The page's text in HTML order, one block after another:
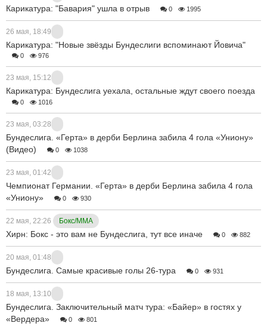
Карикатура: "Бавария" ушла в отрыв 0 1995
26 мая, 18:49
Карикатура: "Новые звёзды Бундеслиги вспоминают Йовича"
0 976
23 мая, 15:12
Карикатура: Бундеслига уехала, остальные ждут своего поезда
0 1016
23 мая, 03:28
Бундеслига. «Герта» в дерби Берлина забила 4 гола «Униону»
(Видео)
0 1038
23 мая, 01:42
Чемпионат Германии. «Герта» в дерби Берлина забила 4 гола
«Униону»
0 930
22 мая, 22:26 Бокс/ММА
Хирн: Бокс - это вам не Бундеслига, тут все иначе 0 882
20 мая, 01:48
Бундеслига. Самые красивые голы 26-тура 0 931
18 мая, 13:10
Бундеслига. Заключительный матч тура: «Байер» в гостях у
«Вердера»
0 801